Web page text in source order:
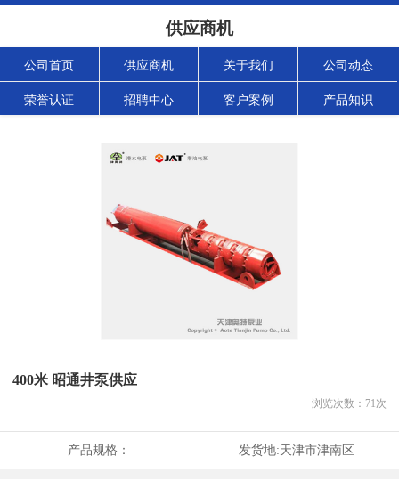
供应商机
公司首页 供应商机 关于我们 公司动态
荣誉认证 招聘中心 客户案例 产品知识
400米 昭通井泵供应
浏览次数： 71次
产品规格： 发货地:天津市津南区